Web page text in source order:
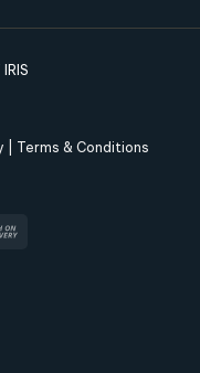
| Terms & Conditions